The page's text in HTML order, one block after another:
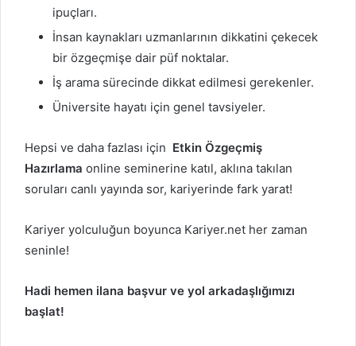
ipuçları.
İnsan kaynakları uzmanlarının dikkatini çekecek
bir özgeçmişe dair püf noktalar.
İş arama sürecinde dikkat edilmesi gerekenler.
Üniversite hayatı için genel tavsiyeler.
Hepsi ve daha fazlası için Etkin Özgeçmiş
Hazırlama online seminerine katıl, aklına takılan
soruları canlı yayında sor, kariyerinde fark yarat!
Kariyer yolculuğun boyunca Kariyer.net her zaman
seninle!
Hadi hemen ilana başvur ve yol arkadaşlığımızı
başlat!